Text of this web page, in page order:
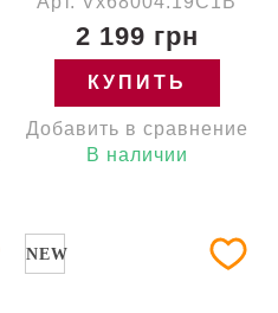
2 199 грн
КУПИТЬ
Добавить в сравнение
В наличии
NEW